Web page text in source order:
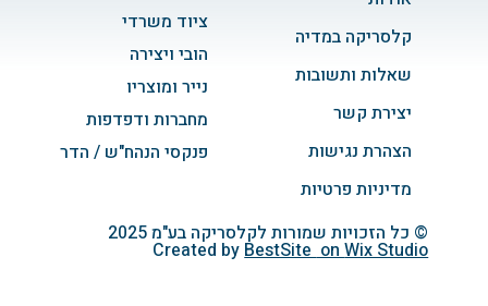
© כל הזכויות שמורות לקלסריקה בע"מ 2025
Created byBestSiteonWix Studio
ציוד משרדי
הובי ויצירה
נייר ומוצריו
מחברות ודפדפות
פנקסי הנהח"ש / הדר
קלסריקה במדיה
שאלות ותשובות
יצירת קשר
הצהרת נגישות
מדיניות פרטיות